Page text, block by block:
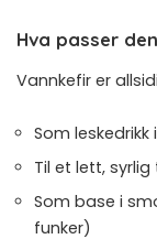
Hva passer
Vannkefir er
Som
Til et lett,
Som base i
funker)